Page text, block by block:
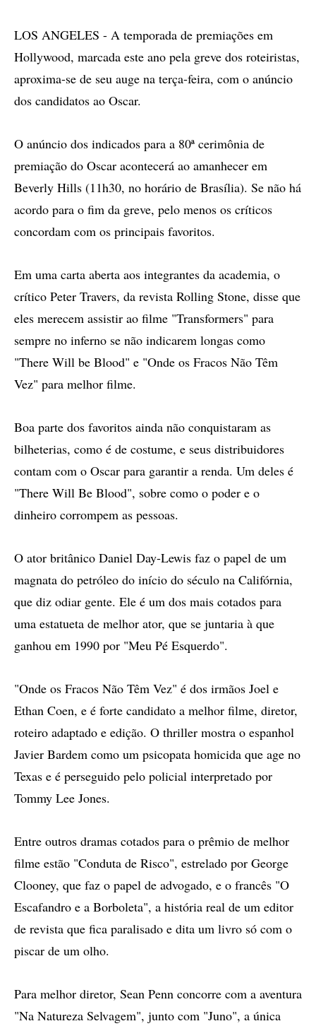
LOS ANGELES - A temporada de premiações em
Hollywood, marcada este ano pela greve dos roteiristas,
aproxima-se de seu auge na terça-feira, com o anúncio
dos candidatos ao Oscar.
O anúncio dos indicados para a 80ª cerimônia de
premiação do Oscar acontecerá ao amanhecer em
Beverly Hills (11h30, no horário de Brasília). Se não há
acordo para o fim da greve, pelo menos os críticos
concordam com os principais favoritos.
Em uma carta aberta aos integrantes da academia, o
crítico Peter Travers, da revista Rolling Stone, disse que
eles merecem assistir ao filme "Transformers" para
sempre no inferno se não indicarem longas como
"There Will be Blood" e "Onde os Fracos Não Têm
Vez" para melhor filme.
Boa parte dos favoritos ainda não conquistaram as
bilheterias, como é de costume, e seus distribuidores
contam com o Oscar para garantir a renda. Um deles é
"There Will Be Blood", sobre como o poder e o
dinheiro corrompem as pessoas.
O ator britânico Daniel Day-Lewis faz o papel de um
magnata do petróleo do início do século na Califórnia,
que diz odiar gente. Ele é um dos mais cotados para
uma estatueta de melhor ator, que se juntaria à que
ganhou em 1990 por "Meu Pé Esquerdo".
"Onde os Fracos Não Têm Vez" é dos irmãos Joel e
Ethan Coen, e é forte candidato a melhor filme, diretor,
roteiro adaptado e edição. O thriller mostra o espanhol
Javier Bardem como um psicopata homicida que age no
Texas e é perseguido pelo policial interpretado por
Tommy Lee Jones.
Entre outros dramas cotados para o prêmio de melhor
filme estão "Conduta de Risco", estrelado por George
Clooney, que faz o papel de advogado, e o francês "O
Escafandro e a Borboleta", a história real de um editor
de revista que fica paralisado e dita um livro só com o
piscar de um olho.
Para melhor diretor, Sean Penn concorre com a aventura
"Na Natureza Selvagem", junto com "Juno", a única